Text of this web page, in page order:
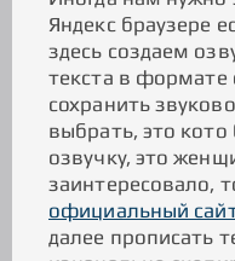
Яндекс браузере
здесь создаем
текста в
сохранить
выбрать, это
озвучку, это
заинтересовало,
официальный
далее прописать